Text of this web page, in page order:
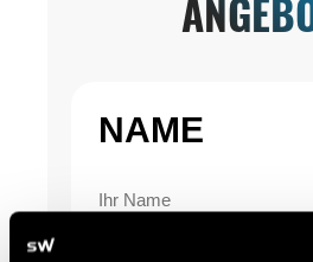
NAME